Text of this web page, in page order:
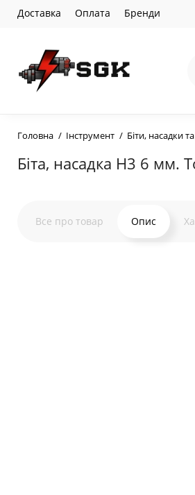
Доставка Оплата Бренди
Головна Інструмент Біти, насадки
Біта, насадка H3 6 мм.
Все про товар Опис